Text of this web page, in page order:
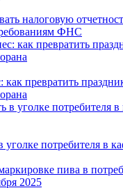
налоговую
ФНС
как превратить
потребителя в